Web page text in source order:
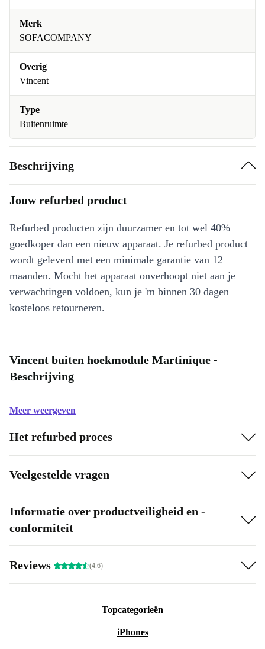
Merk
SOFACOMPANY
Overig
Vincent
Type
Buitenruimte
Beschrijving
Jouw refurbed product
Refurbed producten zijn duurzamer en tot wel 40%
goedkoper dan een nieuw apparaat. Je refurbed product
wordt geleverd met een minimale garantie van 12
maanden. Mocht het apparaat onverhoopt niet aan je
verwachtingen voldoen, kun je 'm binnen 30 dagen
kosteloos retourneren.
Vincent buiten hoekmodule Martinique -
Beschrijving
Meer weergeven
Het refurbed proces
Veelgestelde vragen
Informatie over productveiligheid en -
conformiteit
Reviews (4.6)
Topcategorieën
iPhones